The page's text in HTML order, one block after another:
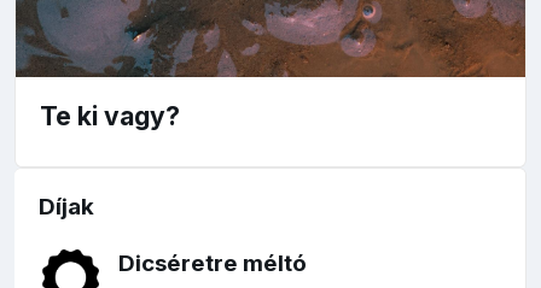
Te ki vagy?
Díjak
Dicséretre méltó